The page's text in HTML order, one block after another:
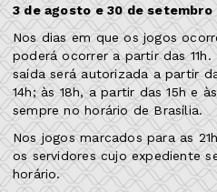
3 de agosto e 30 de setembro
Nos dias em que os jogos
poderá ocorrer a partir das 11h.
saída será autorizada a partir
14h; às 18h, a partir das 15h e
sempre no horário de Brasília.
Nos jogos marcados para as
os servidores cujo expediente
horário.